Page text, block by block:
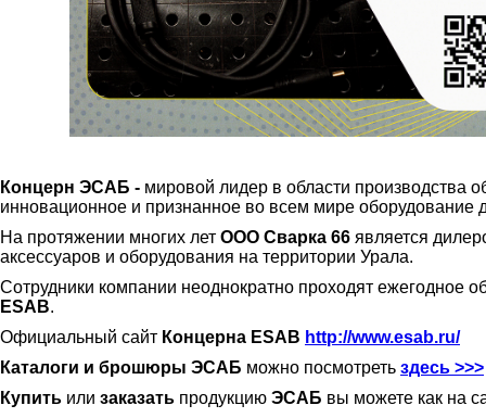
Концерн ЭСАБ - мировой лидер в области производства
инновационное и признанное во всем мире оборудование
На протяжении многих лет ООО Сварка 66 является
аксессуаров и оборудования на территории Урала.
Сотрудники компании неоднократно проходят
ESAB.
Официальный сайт Концерна ESAB http://www.esab.ru/
Каталоги и брошюры ЭСАБ можно посмотреть здесь >>>
Купить или заказать продукцию ЭСАБ вы можете как на